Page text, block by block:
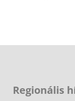
Regionális